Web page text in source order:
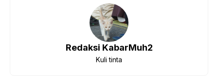
Redaksi KabarMuh2
Kuli tinta